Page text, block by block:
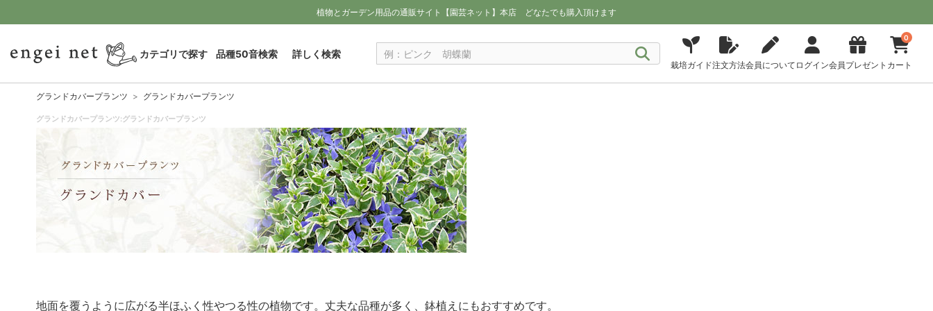
植物とガーデン用品の通販サイト【園芸ネット】本店 どなたでも購入頂けます
カテゴリで探す 品種50音検索 詳しく検索
栽培ガイド注文方法会員について ログイン会員プレゼント
0
カート
グランドカバープランツ グランドカバープランツ
グランドカバープランツ:グランドカバープランツ
地面を覆うように広がる半ほふく性やつる性の植物です。丈夫な品種が多く、鉢植えにもおすすめです。